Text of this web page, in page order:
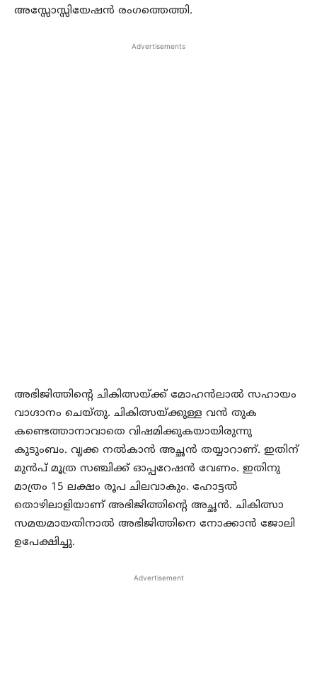
അസ്സോസ്സിയേഷന്‍ രംഗത്തെത്തി.
Advertisements
അഭിജിത്തിന്റെ ചികിത്സയ്ക്ക് മോഹന്‍ലാല്‍ സഹായം
വാഗ്ദാനം ചെയ്തു. ചികിത്സയ്ക്കുള്ള വന്‍ തുക
കണ്ടെത്താനാവാതെ വിഷമിക്കുകയായിരുന്നു
കുടുംബം. വൃക്ക നല്‍കാന്‍ അച്ഛന്‍ തയ്യാറാണ്. ഇതിന്
മുന്‍പ് മൂത്ര സഞ്ചിക്ക് ഓപ്പറേഷന്‍ വേണം. ഇതിനു
മാത്രം 15 ലക്ഷം രൂപ ചിലവാകും. ഹോട്ടല്‍
തൊഴിലാളിയാണ് അഭിജിത്തിന്റെ അച്ഛന്‍. ചികിത്സാ
സമയമായതിനാല്‍ അഭിജിത്തിനെ നോക്കാന്‍ ജോലി
ഉപേക്ഷിച്ചു.
Advertisement